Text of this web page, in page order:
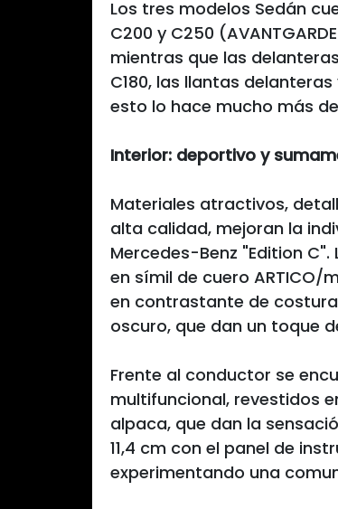
Los tres modelos Sedán
C200 y C250
mientras que las
C180, las llantas
esto lo hace mucho más
Interior: deportivo y
Materiales atractivos,
alta calidad, mejoran la
Mercedes-Benz "Edition
en símil de cuero ARTICO/
en contrastante de
oscuro, que dan un toque
Frente al conductor se
multifuncional, revestidos
alpaca, que dan la
11,4 cm con el panel de
experimentando una